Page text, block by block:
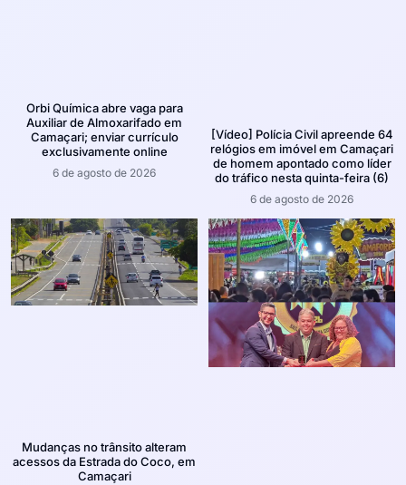
Orbi Química abre vaga para
Auxiliar de Almoxarifado em
Camaçari; enviar currículo
exclusivamente online
6 de agosto de 2026
[Vídeo] Polícia Civil apreende 64
relógios em imóvel em Camaçari
de homem apontado como líder
do tráfico nesta quinta-feira (6)
6 de agosto de 2026
Mudanças no trânsito alteram
acessos da Estrada do Coco, em
Camaçari